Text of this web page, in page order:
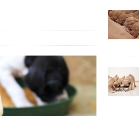
bei napfcheck-shop.de
und Junghunde auf napfcheck-shop.de
und Katze bei napfcheck-shop.de